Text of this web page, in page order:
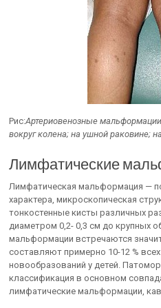
Рис:Артериовенозные
вокруг колена; на ушной раковине;
Лимфатические
Лимфатическая мальформация —
характера, микроскопическая
тонкостенные кисты различных
диаметром 0,2- 0,3 см до крупных
мальформации встречаются
составляют примерно 10-12 %
новообразований у детей.
классификация в основном
лимфатические мальформации,